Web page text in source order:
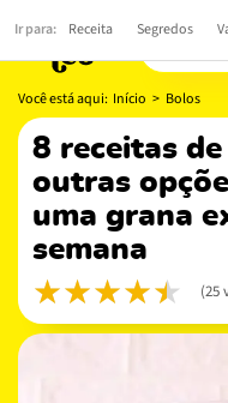
Você está aqui: Início > Bolos
8 receitas de brownie no pote e
outras
uma grana
semana
(25
Ir para: Receita Segredos